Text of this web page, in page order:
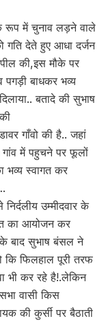
के रूप में चुनाव लड़ने वाले
गति देते हुए आधा दर्जन
की,इस मौके पर
पगड़ी बाधकर भव्य
बतादे की सुभाष
गाँवो की है.. जहां
में पहुचने पर फूलों
भव्य स्वागत कर
उम्मीदवार के
का आयोजन कर
के बाद सुभाष बंसल ने
कि फिलहाल पूरी तरफ
भी कर रहे है!.लेकिन
वासी किस
की कुर्सी पर बैठाती